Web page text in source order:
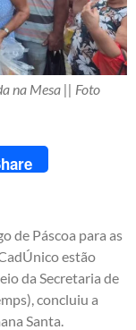
na Mesa || Foto
de Páscoa para as
estão
da Secretaria de
concluiu a
Santa.